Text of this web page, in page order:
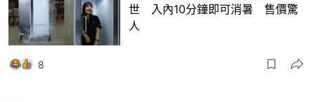
世 入內10分鐘即可消暑 售價驚
人
8